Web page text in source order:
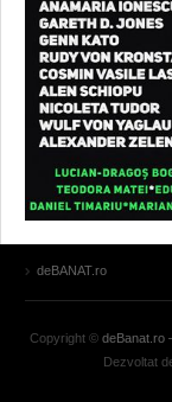
deBANAT.ro
Copyright © deBanat.ro
Dezvoltat